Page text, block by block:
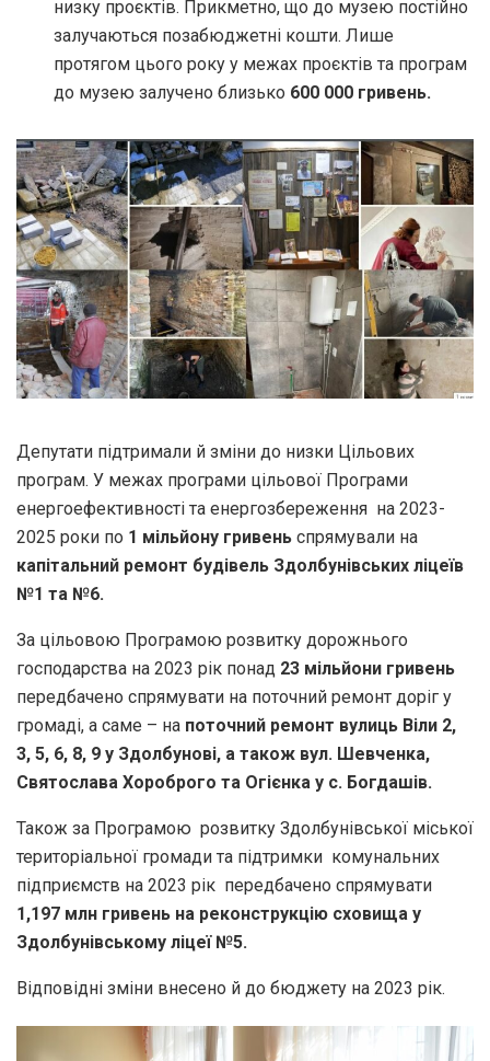
низку проєктів. Прикметно, що до музею постійно
залучаються позабюджетні кошти. Лише
протягом цього року у межах проєктів та програм
до музею залучено близько 600 000 гривень.
Депутати підтримали й зміни до низки Цільових
програм. У межах програми цільової Програми
енергоефективності та енергозбереження на 2023-
2025 роки по 1 мільйону гривень спрямували на
капітальний ремонт будівель Здолбунівських ліцеїв
№1 та №6.
За цільовою Програмою розвитку дорожнього
господарства на 2023 рік понад 23 мільйони гривень
передбачено спрямувати на поточний ремонт доріг у
громаді, а саме – на поточний ремонт вулиць Віли 2,
3, 5, 6, 8, 9 у Здолбунові, а також вул. Шевченка,
Святослава Хороброго та Огієнка у с. Богдашів.
Також за Програмою розвитку Здолбунівської міської
територіальної громади та підтримки комунальних
підприємств на 2023 рік передбачено спрямувати
1,197 млн гривень на реконструкцію сховища у
Здолбунівському ліцеї №5.
Відповідні зміни внесено й до бюджету на 2023 рік.